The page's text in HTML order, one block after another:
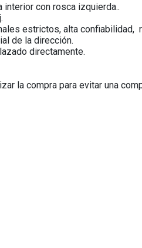
interior con rosca izquierda..
estrictos, alta confiabilidad,
de la dirección.
directamente.
la compra para evitar una